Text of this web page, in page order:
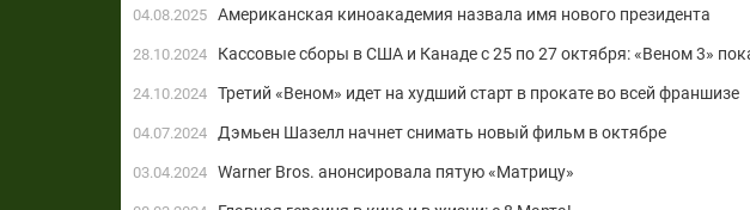
04.08.2025 Американская киноакадемия назвала имя нового президента
28.10.2024 Кассовые сборы в США и Канаде с 25 по 27 октября: «Веном 3»
24.10.2024 Третий «Веном» идет на худший старт в прокате во всей франшизе
04.07.2024 Дэмьен Шазелл начнет снимать новый фильм в октябре
03.04.2024 Warner Bros. анонсировала пятую «Матрицу»